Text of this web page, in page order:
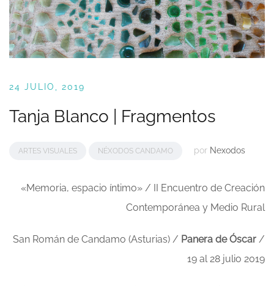
24 JULIO, 2019
Tanja Blanco | Fragmentos
ARTES VISUALES NÉXODOS CANDAMO por Nexodos
«Memoria, espacio íntimo» / II Encuentro de Creación
Contemporánea y Medio Rural
San Román de Candamo (Asturias) / Panera de Óscar /
19 al 28 julio 2019